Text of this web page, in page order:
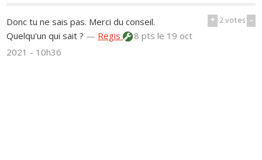
+ 2votes -
Donc tu ne sais pas. Merci du conseil.
Quelqu'un qui sait ? — Regis 8 ptsle 19 oct
2021 - 10h36